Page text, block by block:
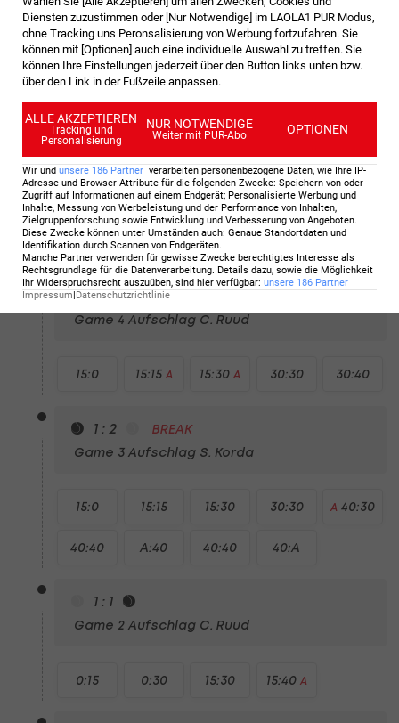
2 : 4 A
Game 6 Aufschlag C. Ruud
2 : 3
Game 5 Aufschlag S. Korda
0:15 15:15 15:30
1 : 3
Game 4 Aufschlag C. Ruud
15:0 15:15 A 15:30A 30:30 30:40
1 : 2
BREAK
Game 3 Aufschlag S. Korda
15:0 15:15 15:30 30:30 A 40:30
40:40 A:40 40:40 40:A
1 : 1
Game 2 Aufschlag C. Ruud
0:15 0:30 15:30 15:40 A
Diensten zuzustimmen oder [Nur Notwendige] im LAOLA1 PUR Modus,
ohne Tracking uns Peronsalisierung von Werbung fortzufahren. Sie
können mit [Optionen] auch eine individuelle Auswahl zu treffen. Sie
können Ihre Einstellungen jederzeit über den Button links unten bzw.
über den Link in der Fußzeile anpassen.
ALLE AKZEPTIEREN
Tracking und
Personalisierung
NUR NOTWENDIGE
Weiter mit PUR-Abo OPTIONEN
Wir und unsere 186 Partner verarbeiten personenbezogene Daten, wie Ihre IP-
Adresse und Browser-Attribute für die folgenden Zwecke: Speichern von oder
Zugriff auf Informationen auf einem Endgerät; Personalisierte Werbung und
Inhalte, Messung von Werbeleistung und der Performance von Inhalten,
Zielgruppenforschung sowie Entwicklung und Verbesserung von Angeboten
Diese Zwecke können unter Umständen auch: Genaue Standortdaten und
Identifikation durch Scannen von Endgeräten
Manche Partner verwenden für gewisse Zwecke berechtigtes Interesse als
Rechtsgrundlage für die Datenverarbeitung. Details dazu, sowie die Möglichkeit
Ihr Widerspruchsrecht auszuüben, sind hier verfügbar: unsere 186 Partner
Impressum|Datenschutzrichtlinie